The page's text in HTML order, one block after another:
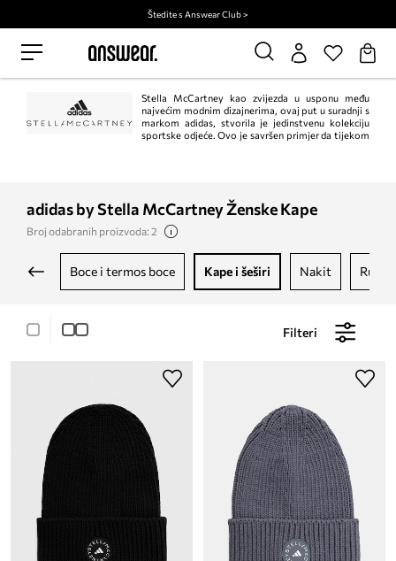
Štedite s Answear Club >
Stella McCartney kao zvijezda u usponu među
najvećim modnim dizajnerima, ovaj put u suradnji s
markom adidas, stvorila je jedinstvenu kolekciju
sportske odjeće. Ovo je savršen primjer da tijekom
adidas by Stella McCartney Ženske Kape
Broj odabranih proizvoda: 2
boce i termos boce kape i šeširi nakit
Filteri